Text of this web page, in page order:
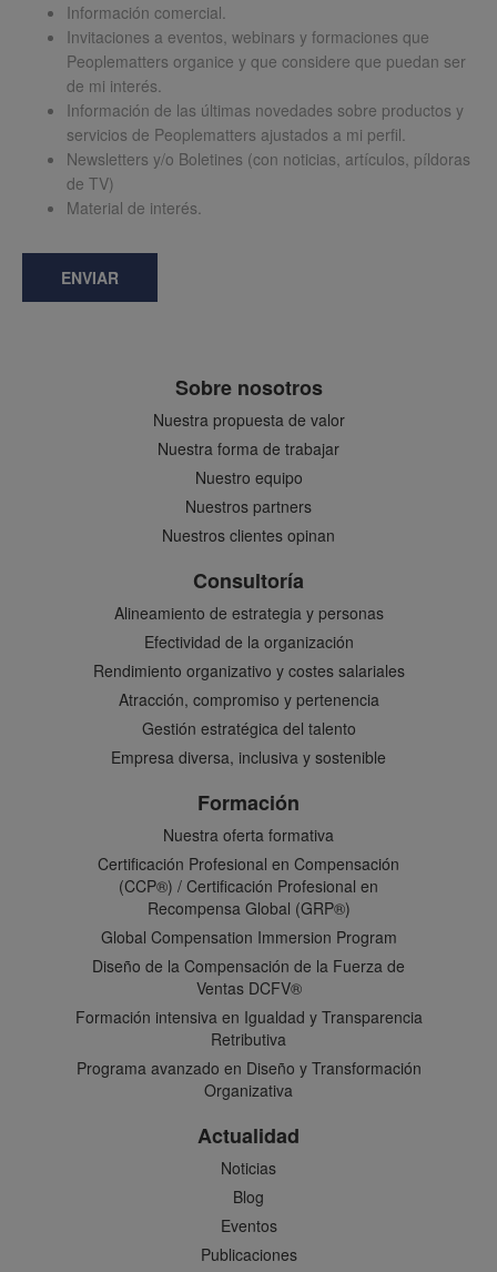
Información comercial.
Invitaciones a eventos, webinars y formaciones que
Peoplematters organice y que considere que puedan ser
de mi interés.
Información de las últimas novedades sobre productos y
servicios de Peoplematters ajustados a mi perfil.
Newsletters y/o Boletines (con noticias, artículos, píldoras
de TV)
Material de interés.
ENVIAR
Sobre nosotros
Nuestra propuesta de valor
Nuestra forma de trabajar
Nuestro equipo
Nuestros partners
Nuestros clientes opinan
Consultoría
Alineamiento de estrategia y personas
Efectividad de la organización
Rendimiento organizativo y costes salariales
Atracción, compromiso y pertenencia
Gestión estratégica del talento
Empresa diversa, inclusiva y sostenible
Formación
Nuestra oferta formativa
Certificación Profesional en Compensación
(CCP®) / Certificación Profesional en
Recompensa Global (GRP®)
Global Compensation Immersion Program
Diseño de la Compensación de la Fuerza de
Ventas DCFV®
Formación intensiva en Igualdad y Transparencia
Retributiva
Programa avanzado en Diseño y Transformación
Organizativa
Actualidad
Noticias
Blog
Eventos
Publicaciones